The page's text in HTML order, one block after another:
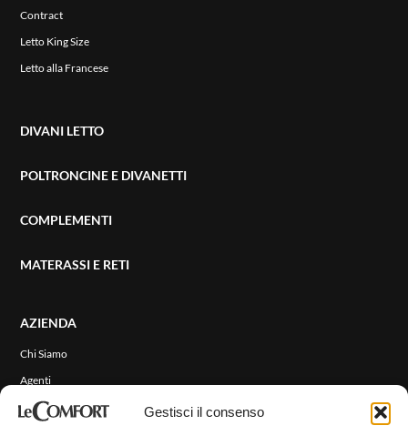
Gestisci il consenso
Contract
Letto King Size
Letto alla Francese
DIVANI LETTO
POLTRONCINE E DIVANETTI
COMPLEMENTI
MATERASSI E RETI
AZIENDA
Chi Siamo
Agenti
Eventi e News